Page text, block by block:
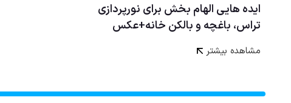
ایده هایی الهام بخش برای نورپردازی
تراس، باغچه و بالکن خانه+عکس
مشاهده بیشتر